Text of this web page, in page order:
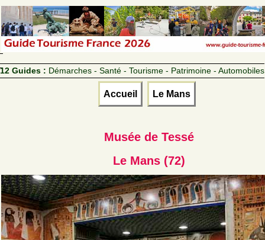
12 Guides : Démarches - Santé - Tourisme - Patrimoine - Automobiles
Accueil Le Mans
Musée de Tessé
Le Mans (72)